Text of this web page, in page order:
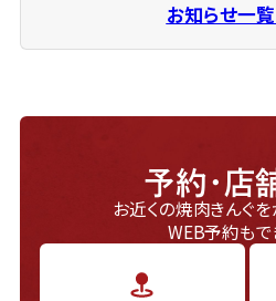
お知らせ一
予約・店
お近くの焼肉きんぐ
WEB予約もで